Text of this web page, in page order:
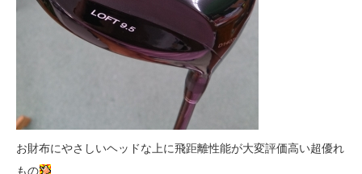
お財布にやさしいヘッドな上に飛距離性能が大変評価高い超優れ
もの